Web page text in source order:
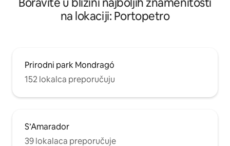
na lokaciji: Portopetro
Prirodni park Mondragó
152 lokalca preporučuju
S’Amarador
39 lokalaca preporučuje